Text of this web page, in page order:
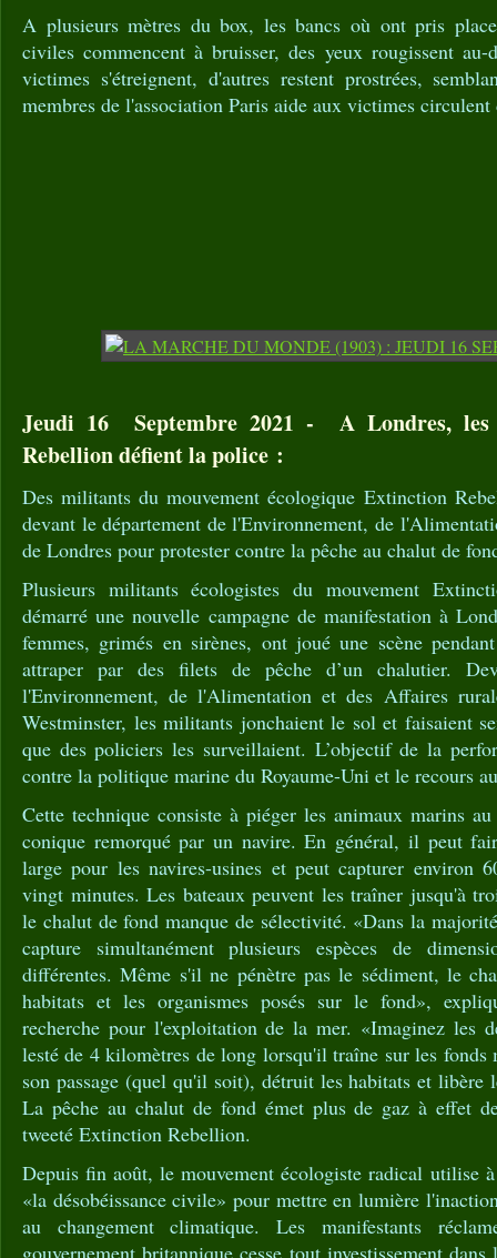
A plusieurs mètres du box, les bancs où ont pris
civiles commencent à bruisser, des yeux rougissent au-
victimes s'étreignent, d'autres restent prostrées,
membres de l'association Paris aide aux victimes circulent
Jeudi 16 Septembre 2021 - A Londres, les
Rebellion défient la police :
Des militants du mouvement écologique Extinction
devant le département de l'Environnement, de
de Londres pour protester contre la pêche au chalut de
Plusieurs militants écologistes du mouvement
démarré une nouvelle campagne de manifestation à
femmes, grimés en sirènes, ont joué une scène
attraper par des filets de pêche d’un chalutier.
l'Environnement, de l'Alimentation et des Affaires
Westminster, les militants jonchaient le sol et faisaient
que des policiers les surveillaient. L’objectif de la
contre la politique marine du Royaume-Uni et le recours
Cette technique consiste à piéger les animaux marins
conique remorqué par un navire. En général, il peut
large pour les navires-usines et peut capturer environ
vingt minutes. Les bateaux peuvent les traîner jusqu'à
le chalut de fond manque de sélectivité. «Dans la
capture simultanément plusieurs espèces de
différentes. Même s'il ne pénètre pas le sédiment, le
habitats et les organismes posés sur le fond»,
recherche pour l'exploitation de la mer. «Imaginez les
lesté de 4 kilomètres de long lorsqu'il traîne sur les
son passage (quel qu'il soit), détruit les habitats et libère
La pêche au chalut de fond émet plus de gaz à effet
tweeté Extinction Rebellion.
Depuis fin août, le mouvement écologiste radical utilise
«la désobéissance civile» pour mettre en lumière
au changement climatique. Les manifestants
gouvernement britannique cesse tout investissement